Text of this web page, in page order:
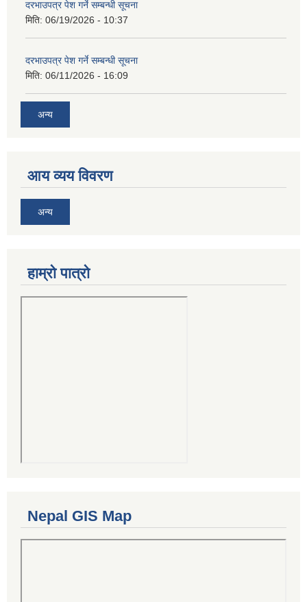
दरभाउपत्र पेश गर्ने सम्बन्धी सूचना
मिति: 06/19/2026 - 10:37
दरभाउपत्र पेश गर्ने सम्बन्धी सूचना
मिति: 06/11/2026 - 16:09
अन्य
आय व्यय विवरण
अन्य
हाम्रो पात्रो
Nepal GIS Map